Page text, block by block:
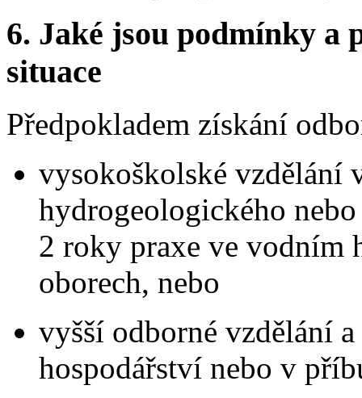
6. Jaké jsou podmínky a
situace
Předpokladem získání
vysokoškolské vzdělání
hydrogeologického
2 roky praxe ve vodním
oborech, nebo
vyšší odborné vzdělání
hospodářství nebo v